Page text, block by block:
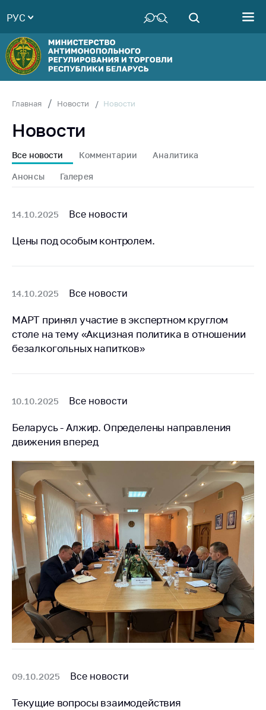
Руководство
Структура
Министерства
Территориальные
Законодательство
Антикоррупционная
деятельность
совет
Соискателям
универсальная
Общественная
жизнь
геральдические
5 лет МАРТ
Деятельность
Ценовая политика
Антимонопольное
регулирование и
конкуренция
Торговля и услуги
Регулирование и
контроль закупок
Защита прав
потребителей
Регулирование
сотрудничество
РУС
Главная Новости Новости
Новости
Все новости Комментарии Аналитика
Анонсы Галерея
14.10.2025 Все новости
Цены под особым контролем.
14.10.2025 Все новости
МАРТ принял участие в экспертном круглом
столе на тему «Акцизная политика в отношении
безалкогольных напитков»
10.10.2025 Все новости
Беларусь - Алжир. Определены направления
движения вперед
09.10.2025 Все новости
Текущие вопросы взаимодействия